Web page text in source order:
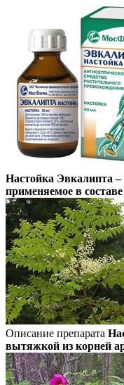
Настойка Эвкалипта –
применяемое в
Описание препарата
вытяжкой из корней